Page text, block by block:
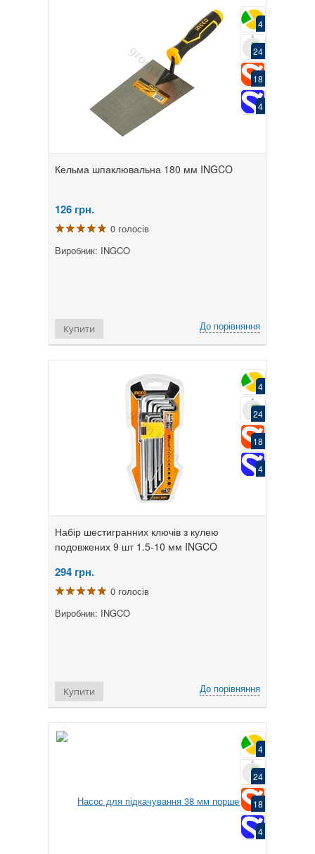
4
24
18
4
Кельма шпаклювальна 180 мм INGCO
126 грн.
0 голосів
Виробник: INGCO
До порівняння
Купити
4
24
18
4
Набір шестигранних ключів з кулею
подовжених 9 шт 1.5-10 мм INGCO
294 грн.
0 голосів
Виробник: INGCO
До порівняння
Купити
4
24
18
4